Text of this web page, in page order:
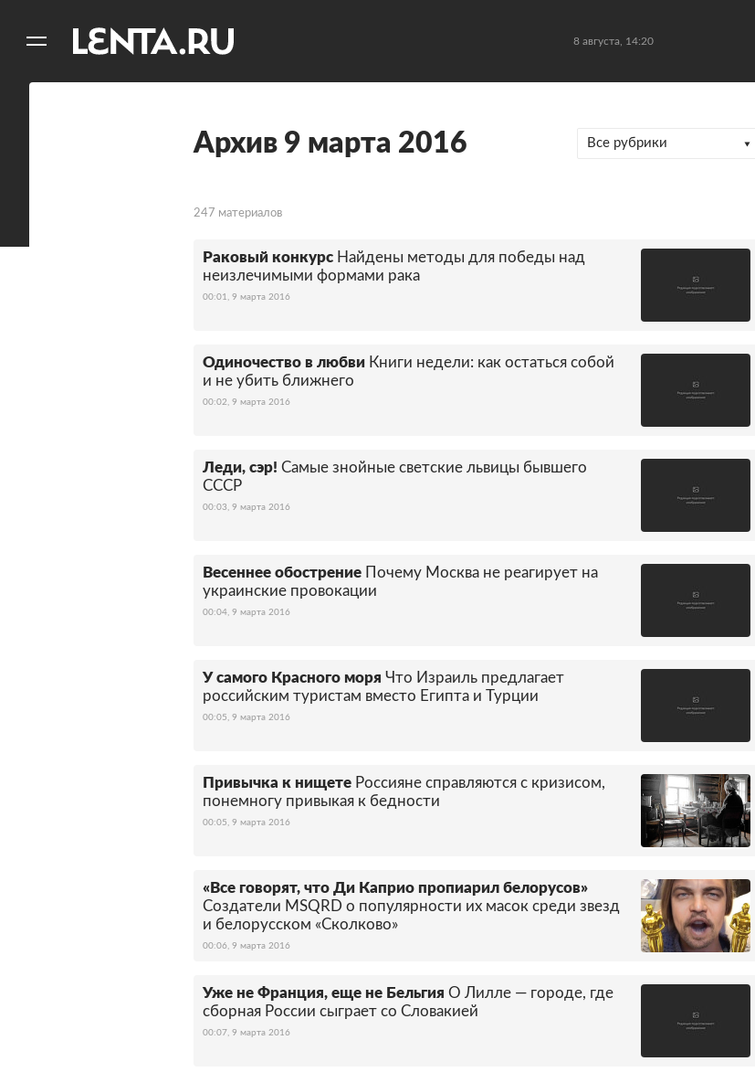
8 августа, 14:20
Архив 9 марта 2016 Все рубрики
247 материалов
Раковый конкурс Найдены методы для победы над
неизлечимыми формами рака
00:01, 9 марта 2016
Одиночество в любви Книги недели: как остаться собой
и не убить ближнего
00:02, 9 марта 2016
Леди, сэр! Самые знойные светские львицы бывшего
СССР
00:03, 9 марта 2016
Весеннее обострение Почему Москва не реагирует на
украинские провокации
00:04, 9 марта 2016
У самого Красного моря Что Израиль предлагает
российским туристам вместо Египта и Турции
00:05, 9 марта 2016
Привычка к нищете Россияне справляются с кризисом,
понемногу привыкая к бедности
00:05, 9 марта 2016
«Все говорят, что Ди Каприо пропиарил белорусов»
Создатели MSQRD о популярности их масок среди звезд
и белорусском «Сколково»
00:06, 9 марта 2016
Уже не Франция, еще не Бельгия О Лилле — городе, где
сборная России сыграет со Словакией
00:07, 9 марта 2016